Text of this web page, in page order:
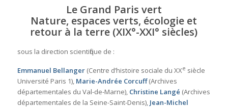
Le Grand Paris vert
Nature, espaces verts, écologie et
retour à la terre (XIX°-XXI° siècles)
sous la direction scientifique de :
Emmanuel Bellanger(Centre d’histoire sociale du XXe siècle
Université Paris 1), Marie-Andrée Corcuff(Archives
départementales du Val-de-Marne), Christine Langé (Archives
départementales de la Seine-Saint-Denis),Jean-Michel